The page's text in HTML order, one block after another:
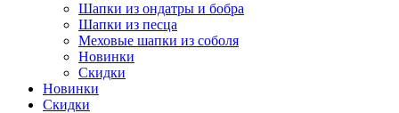
Шапки из ондатры и бобра
Шапки из песца
Меховые шапки из соболя
Новинки
Скидки
Новинки
Скидки